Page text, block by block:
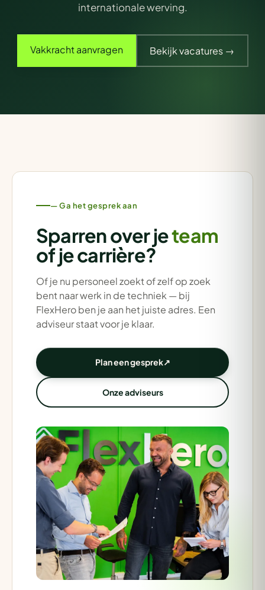
internationale werving.
Vakkracht aanvragen Bekijk vacatures →
— Ga het gesprek aan
Sparren over jeteam
of je carrière?
Of je nu personeel zoekt of zelf op zoek
bent naar werk in de techniek — bij
FlexHero ben je aan het juiste adres. Een
adviseur staat voor je klaar.
Plan een gesprek↗
Onze adviseurs